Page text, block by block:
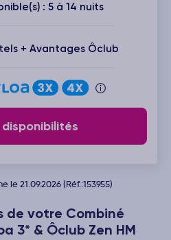
de votre Combiné
3* & Ôclub Zen HM
: 5 à 14 nuits
+ Avantages Ôclub
le 21.09.2026 (Réf.:153955)